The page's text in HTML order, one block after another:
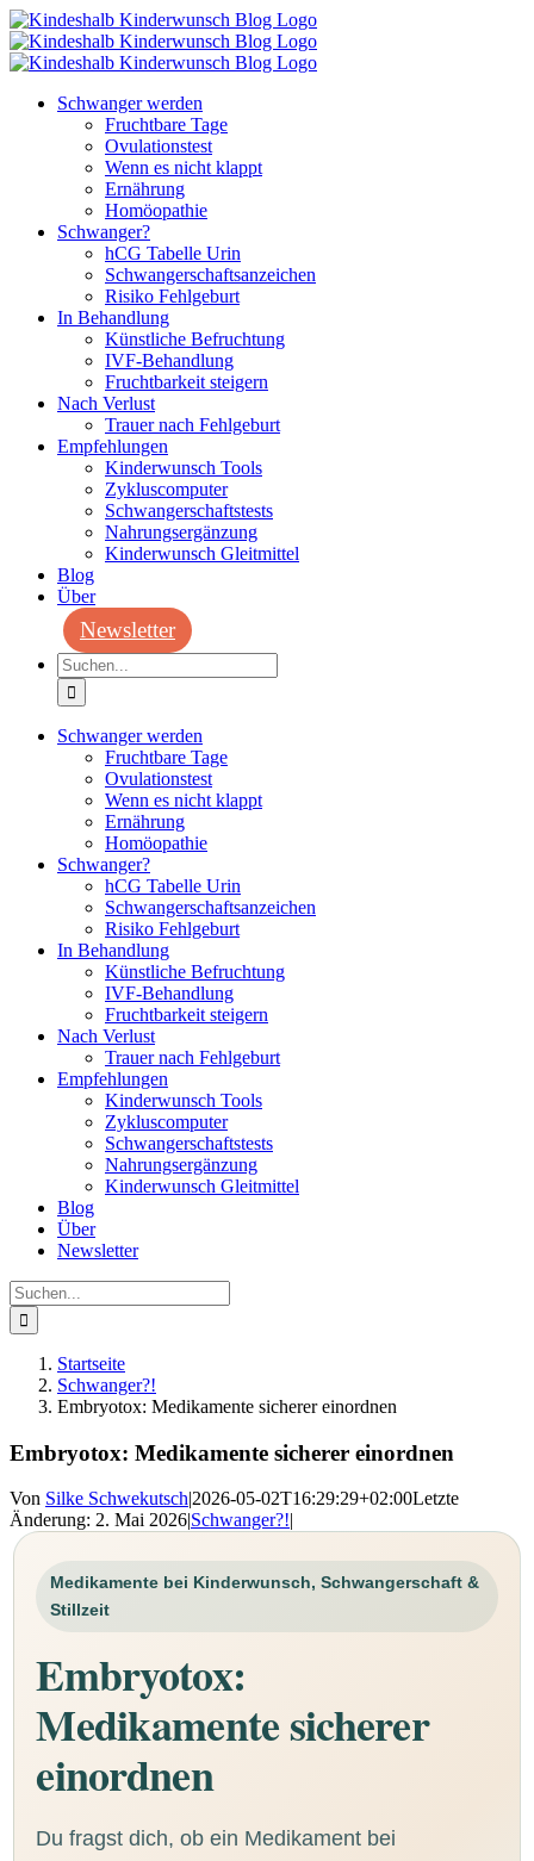
Zum
Inhalt
springen
Schwanger werden
Fruchtbare Tage
Ovulationstest
Wenn es nicht klappt
Ernährung
Homöopathie
Schwanger?
hCG Tabelle Urin
Schwangerschaftsanzeichen
Risiko Fehlgeburt
In Behandlung
Künstliche Befruchtung
IVF-Behandlung
Fruchtbarkeit steigern
Nach Verlust
Trauer nach Fehlgeburt
Empfehlungen
Kinderwunsch Tools
Zykluscomputer
Schwangerschaftstests
Nahrungsergänzung
Kinderwunsch Gleitmittel
Blog
Über
Newsletter
Suche
nach:
Schwanger werden
Fruchtbare Tage
Ovulationstest
Wenn es nicht klappt
Ernährung
Homöopathie
Schwanger?
hCG Tabelle Urin
Schwangerschaftsanzeichen
Risiko Fehlgeburt
In Behandlung
Künstliche Befruchtung
IVF-Behandlung
Fruchtbarkeit steigern
Nach Verlust
Trauer nach Fehlgeburt
Empfehlungen
Kinderwunsch Tools
Zykluscomputer
Schwangerschaftstests
Nahrungsergänzung
Kinderwunsch Gleitmittel
Blog
Über
Newsletter
Suche
nach:
Startseite
Schwanger?!
Embryotox: Medikamente sicherer einordnen
Embryotox: Medikamente sicherer einordnen
Von Silke Schwekutsch|2026-05-02T16:29:29+02:00Letzte
Änderung: 2. Mai 2026|Schwanger?!|
Medikamente bei Kinderwunsch, Schwangerschaft &
Stillzeit
Embryotox:
Medikamente sicherer
einordnen
Du fragst dich, ob ein Medikament bei